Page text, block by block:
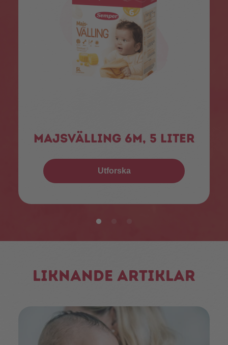
Majsvälling 6m, 5 liter
Utforska
Liknande artiklar